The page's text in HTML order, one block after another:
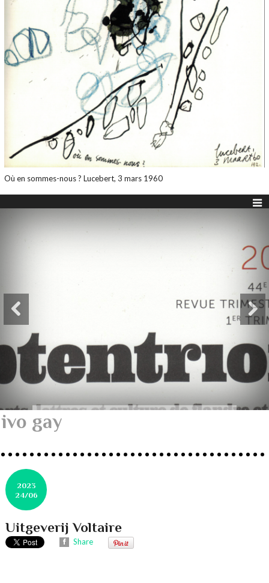
Où en sommes-nous ? Lucebert, 3 mars 1960
ivo gay
2023
24/06
Uitgeverij Voltaire
Share